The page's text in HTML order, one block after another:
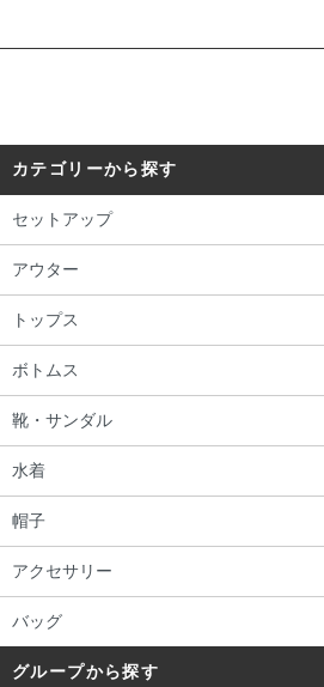
カテゴリーから探す
セットアップ
アウター
トップス
ボトムス
靴・サンダル
水着
帽子
アクセサリー
バッグ
グループから探す